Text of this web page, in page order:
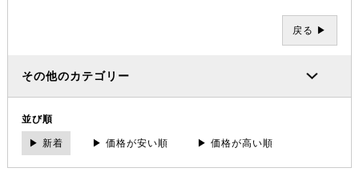
戻る ▶
その他のカテゴリー
並び順
▶ 新着 ▶ 価格が安い順 ▶ 価格が高い順